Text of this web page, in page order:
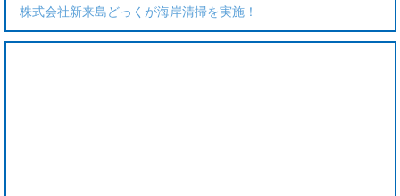
株式会社新来島どっくが海岸清掃を実施！